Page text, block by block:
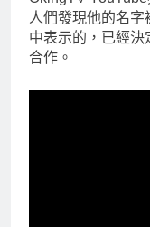
人們發現他的名
中表示的，已經
合作。